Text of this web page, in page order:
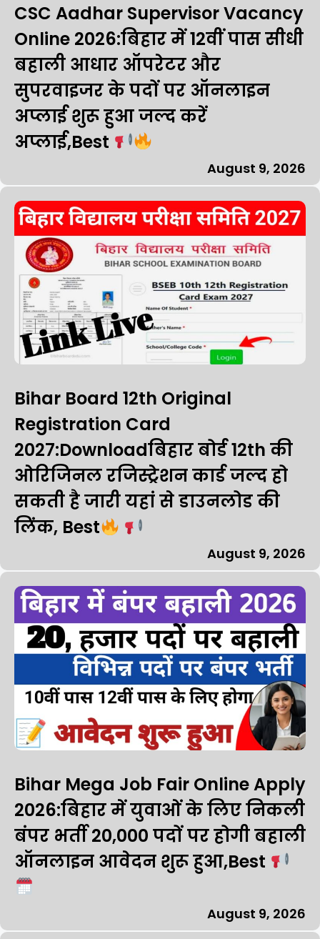
CSC Aadhar Supervisor Vacancy
Online 2026:बिहार में 12वीं पास सीधी
बहाली आधार ऑपरेटर और
सुपरवाइजर के पदों पर ऑनलाइन
अप्लाई शुरू हुआ जल्द करें
अप्लाई,Best
August 9, 2026
Bihar Board 12th Original
Registration Card
2027:Downloadबिहार बोर्ड 12th की
ओरिजिनल रजिस्ट्रेशन कार्ड जल्द हो
सकती है जारी यहां से डाउनलोड की
लिंक, Best
August 9, 2026
Bihar Mega Job Fair Online Apply
2026:बिहार में युवाओं के लिए निकली
बंपर भर्ती 20,000 पदों पर होगी बहाली
ऑनलाइन आवेदन शुरू हुआ,Best
August 9, 2026